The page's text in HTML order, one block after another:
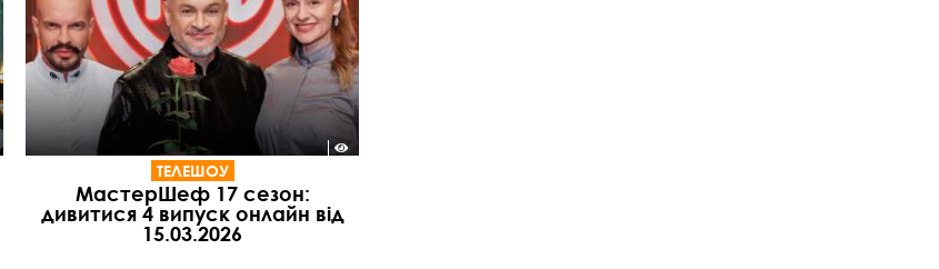
ТЕЛЕШОУ
МастерШеф 17 сезон:
дивитися 4 випуск онлайн від
15.03.2026